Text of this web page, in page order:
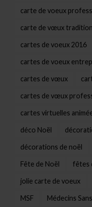
carte de voeux
carte de vœux
cartes de voeux 2016
cartes de voeux
cartes de vœux
cartes de vœux
cartes virtuelles
déco Noël
décorations de noël
Fête de Noël fêtes
jolie carte de voeux
MSF Médecins